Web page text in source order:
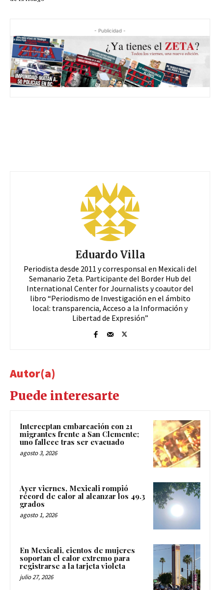
- Publicidad -
Eduardo Villa
Periodista desde 2011 y corresponsal en Mexicali del
Semanario Zeta. Participante del Border Hub del
International Center for Journalists y coautor del
libro “Periodismo de Investigación en el ámbito
local: transparencia, Acceso a la Información y
Libertad de Expresión”
Autor(a)
Puede interesarte
Interceptan embarcación con 21
migrantes frente a San Clemente;
uno fallece tras ser evacuado
agosto 3, 2026
Ayer viernes, Mexicali rompió
récord de calor al alcanzar los 49.3
grados
agosto 1, 2026
En Mexicali, cientos de mujeres
soportan el calor extremo para
registrarse a la tarjeta violeta
julio 27, 2026